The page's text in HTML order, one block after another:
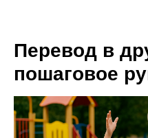
Перевод в
пошаговое